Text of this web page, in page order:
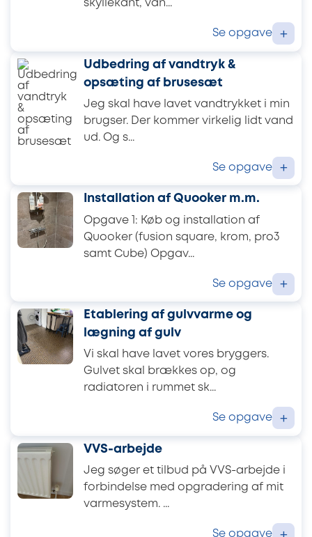
skyllekant, van...
Se opgave +
Udbedring af vandtryk &
opsæting af brusesæt
Jeg skal have lavet vandtrykket i min
brugser. Der kommer virkelig lidt vand
ud. Og s...
Se opgave +
Installation af Quooker m.m.
Opgave 1: Køb og installation af
Quooker (fusion square, krom, pro3
samt Cube) Opgav...
Se opgave +
Etablering af gulvvarme og
lægning af gulv
Vi skal have lavet vores bryggers.
Gulvet skal brækkes op, og
radiatoren i rummet sk...
Se opgave +
VVS-arbejde
Jeg søger et tilbud på VVS-arbejde i
forbindelse med opgradering af mit
varmesystem. ...
Se opgave